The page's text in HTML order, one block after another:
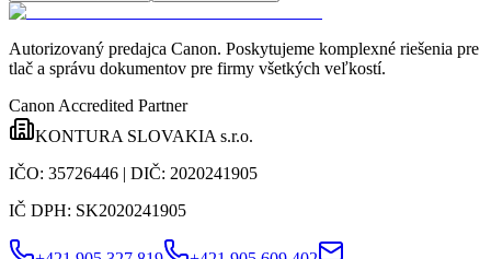
Autorizovaný predajca Canon. Poskytujeme komplexné riešenia pre
tlač a správu dokumentov pre firmy všetkých veľkostí.
Canon Accredited Partner
KONTURA SLOVAKIA s.r.o.
IČO: 35726446 | DIČ: 2020241905
IČ DPH: SK2020241905